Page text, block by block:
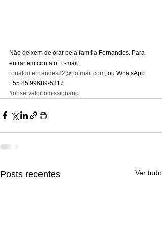
Não deixem de orar pela família Fernandes. Para
entrar em contato: E-mail:
ronaldofernandes82@hotmail.com , ou WhatsApp
+55 85 99689-5317.
#observatoriomissionario
Posts recentes Ver tudo